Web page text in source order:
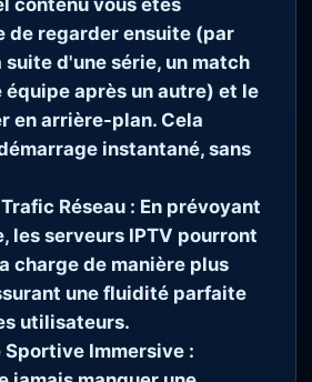
contenu vous êtes
de regarder ensuite (par
suite d'une série, un match
équipe après un autre) et le
en arrière-plan. Cela
instantané, sans
Réseau : En prévoyant
les serveurs IPTV pourront
charge de manière plus
une fluidité parfaite
utilisateurs.
Sportive Immersive :